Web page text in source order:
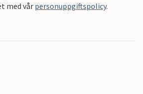
med vårpersonuppgiftspolicy.